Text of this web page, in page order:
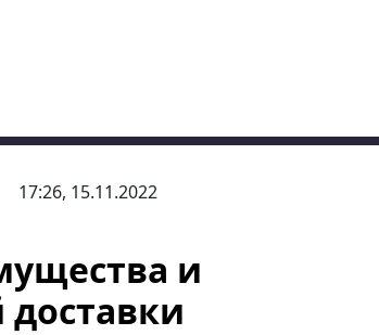
17:26, 15.11.2022
и